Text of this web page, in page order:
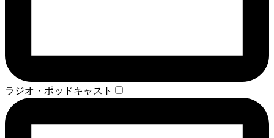
ラジオ・ポッドキャスト